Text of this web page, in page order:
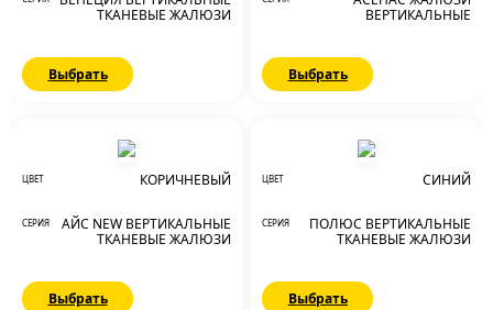
ТКАНЕВЫЕ ЖАЛЮЗИ
Выбрать
ВЕРТИКАЛЬНЫЕ
Выбрать
ЦВЕТ КОРИЧНЕВЫЙ
СЕРИЯ
АЙС NEW ВЕРТИКАЛЬНЫЕ
ТКАНЕВЫЕ ЖАЛЮЗИ
Выбрать
ЦВЕТ СИНИЙ
СЕРИЯ
ПОЛЮС ВЕРТИКАЛЬНЫЕ
ТКАНЕВЫЕ ЖАЛЮЗИ
Выбрать